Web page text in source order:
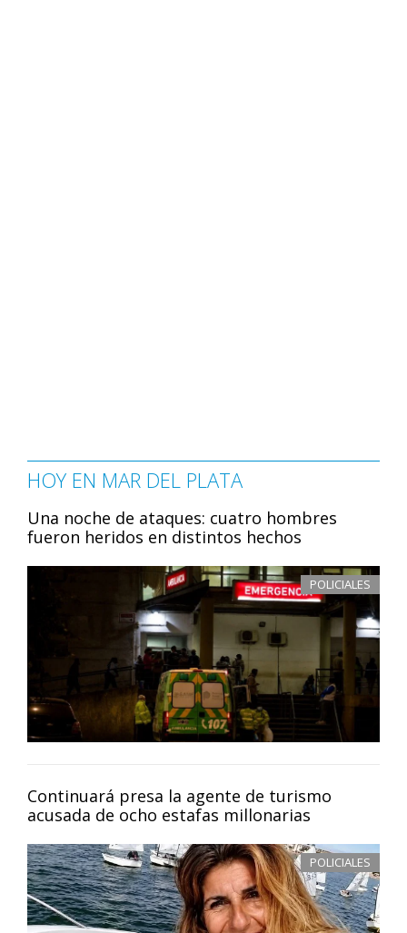
HOY EN MAR DEL PLATA
Una noche de ataques: cuatro hombres
fueron heridos en distintos hechos
POLICIALES
Continuará presa la agente de turismo
acusada de ocho estafas millonarias
POLICIALES